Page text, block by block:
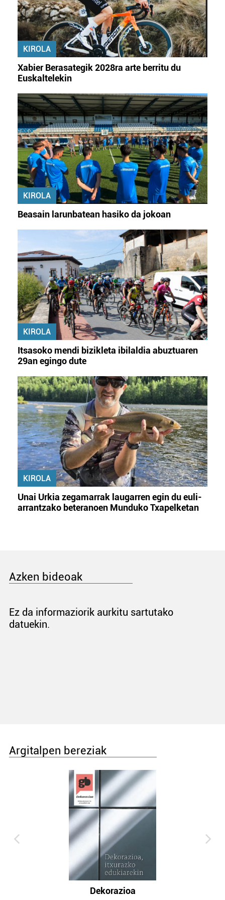
KIROLA
Xabier Berasategik 2028ra arte berritu du
Euskaltelekin
KIROLA
Beasain larunbatean hasiko da jokoan
KIROLA
Itsasoko mendi bizikleta ibilaldia abuztuaren
29an egingo dute
KIROLA
Unai Urkia zegamarrak laugarren egin du euli-
arrantzako beteranoen Munduko Txapelketan
Azken bideoak
Ez da informaziorik aurkitu sartutako
datuekin.
Argitalpen bereziak
Dekorazioa